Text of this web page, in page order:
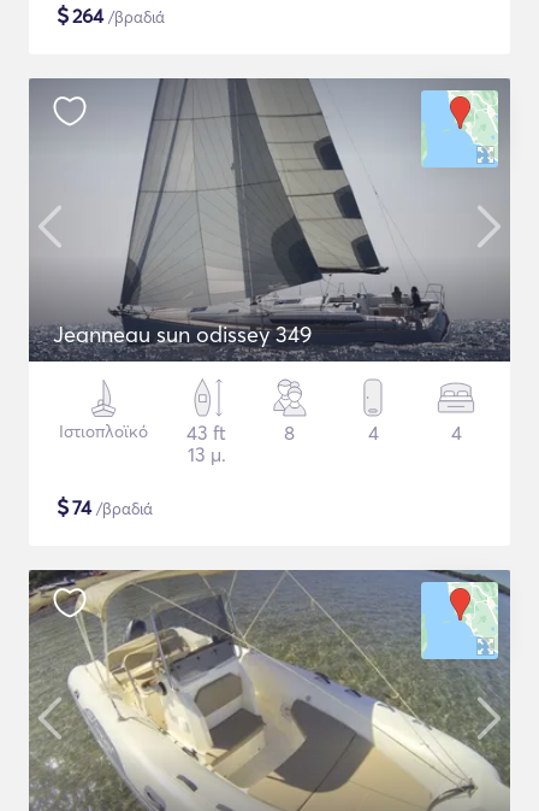
$264/βραδιά
Jeanneau sun odissey 349
Ιστιοπλοϊκό
43 ft
13 μ.
8 4 4
$74/βραδιά